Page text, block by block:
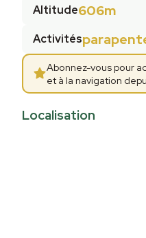
Altitude606m
Activités
Abonnez-vous pour
et à la navigation
Localisation